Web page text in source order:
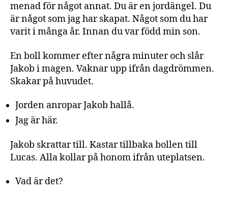
menad för något annat. Du är en jordängel. Du
är något som jag har skapat. Något som du har
varit i många år. Innan du var född min son.
En boll kommer efter några minuter och slår
Jakob i magen. Vaknar upp ifrån dagdrömmen.
Skakar på huvudet.
Jorden anropar Jakob hallå.
Jag är här.
Jakob skrattar till. Kastar tillbaka bollen till
Lucas. Alla kollar på honom ifrån uteplatsen.
Vad är det?